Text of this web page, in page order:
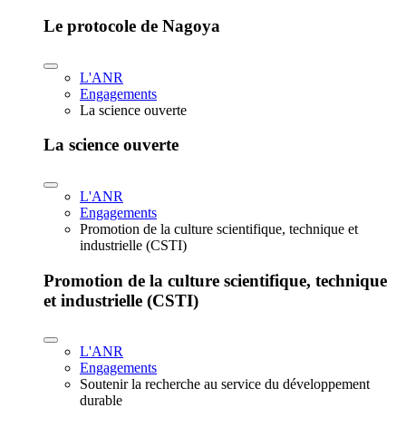
Le protocole de Nagoya
L'ANR
Engagements
La science ouverte
La science ouverte
L'ANR
Engagements
Promotion de la culture scientifique, technique et
industrielle (CSTI)
Promotion de la culture scientifique, technique
et industrielle (CSTI)
L'ANR
Engagements
Soutenir la recherche au service du développement
durable